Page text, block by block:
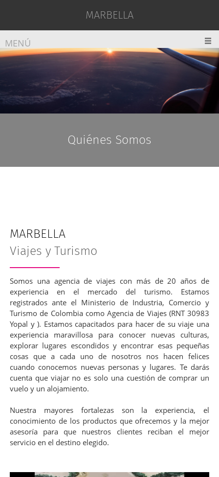
MARBELLA
MENÚ
Quiénes Somos
MARBELLA
Viajes y Turismo
Somos una agencia de viajes con más de 20 años de
experiencia en el mercado del turismo. Estamos
registrados ante el Ministerio de Industria, Comercio y
Turismo de Colombia como Agencia de Viajes (RNT 30983
Yopal y ). Estamos capacitados para hacer de su viaje una
experiencia maravillosa para conocer nuevas culturas,
explorar lugares escondidos y encontrar esas pequeñas
cosas que a cada uno de nosotros nos hacen felices
cuando conocemos nuevas personas y lugares. Te darás
cuenta que viajar no es solo una cuestión de comprar un
vuelo y un alojamiento.
Nuestra mayores fortalezas son la experiencia, el
conocimiento de los productos que ofrecemos y la mejor
asesoría para que nuestros clientes reciban el mejor
servicio en el destino elegido.